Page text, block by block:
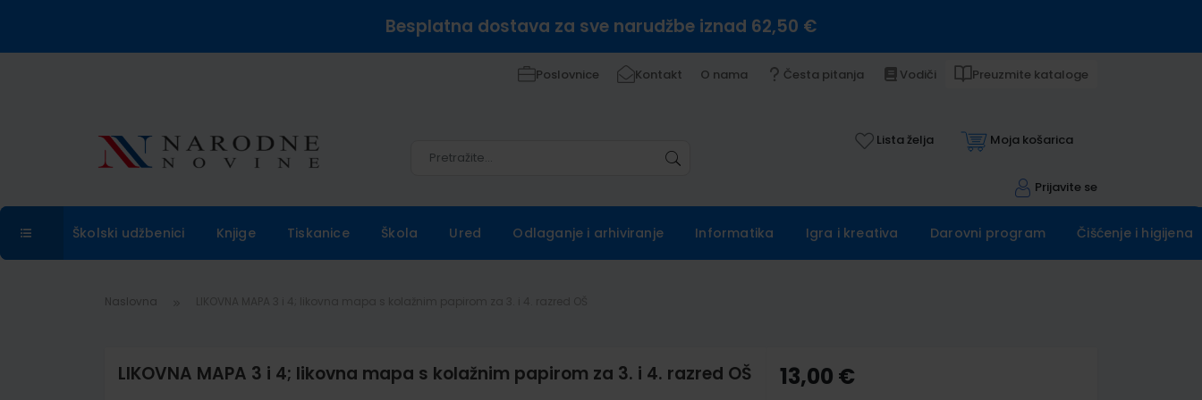
Besplatna dostava za sve narudžbe iznad 62,50 €
Poslovnice Kontakt O nama Česta pitanja Vodiči Preuzmite kataloge
Lista želja Moja košarica
Prijavite se
Školski udžbenici Knjige Tiskanice Škola Ured Odlaganje i arhiviranje Informatika Igra i kreativa Darovni program Čišćenje i higijena
Naslovna
LIKOVNA MAPA 3 i 4; likovna mapa s kolažnim papirom za 3. i 4. razred OŠ 13,00 €